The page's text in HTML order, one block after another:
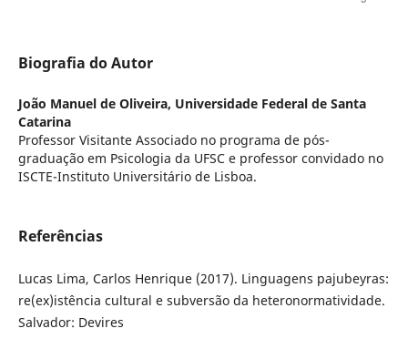
Biografia do Autor
João Manuel de Oliveira, Universidade Federal de Santa
Catarina
Professor Visitante Associado no programa de pós-
graduação em Psicologia da UFSC e professor convidado no
ISCTE-Instituto Universitário de Lisboa.
Referências
Lucas Lima, Carlos Henrique (2017). Linguagens pajubeyras:
re(ex)istência cultural e subversão da heteronormatividade.
Salvador: Devires